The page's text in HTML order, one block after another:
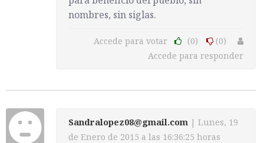
nombres, sin siglas.
Accede para votar (0)
(0)
Accede para responder
Sandralopez08@gmail.com | Lunes, 19
de Enero de 2015 a las 16:36:25 horas